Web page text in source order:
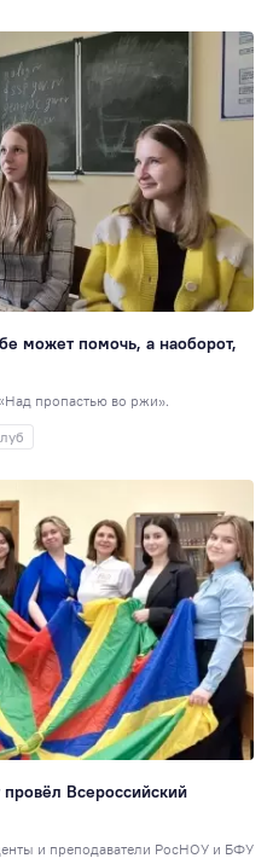
может помочь, а наоборот,
пропастью во ржи».
Всероссийский
и преподаватели РосНОУ и БФУ